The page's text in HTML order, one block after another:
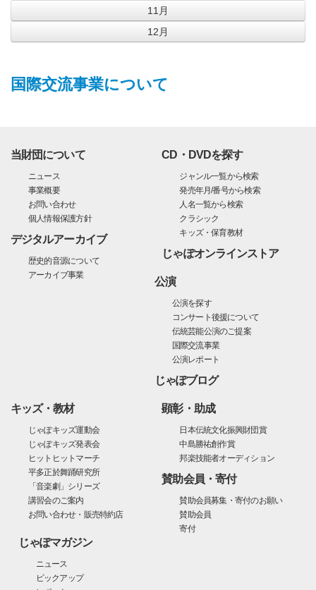
11月
12月
国際交流事業について
当財団について
ニュース
事業概要
お問い合わせ
個人情報保護方針
デジタルアーカイブ
歴史的音源について
アーカイブ事業
CD・DVDを探す
ジャンル一覧から検索
発売年月/番号から検索
人名一覧から検索
クラシック
キッズ・保育教材
じゃぽオンラインストア
公演
公演を探す
コンサート後援について
伝統芸能公演のご提案
国際交流事業
公演レポート
じゃぽブログ
顕彰・助成
日本伝統文化振興財団賞
中島勝祐創作賞
邦楽技能者オーディション
賛助会員・寄付
賛助会員募集・寄付のお願い
賛助会員
寄付
キッズ・教材
じゃぽキッズ運動会
じゃぽキッズ発表会
ヒットヒットマーチ
平多正於舞踊研究所
「音楽劇」シリーズ
講習会のご案内
お問い合わせ・販売特約店
じゃぽマガジン
ニュース
ピックアップ